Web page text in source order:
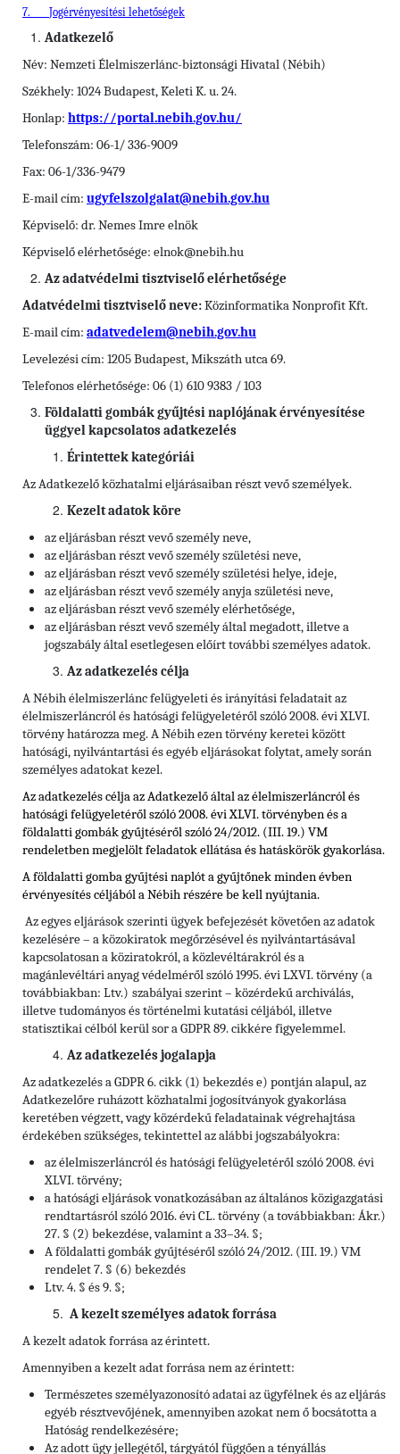
7.
Jogérvényesítési lehetőségek
Adatkezelő
Név: Nemzeti Élelmiszerlánc-biztonsági Hivatal (Nébih)
Székhely: 1024 Budapest, Keleti K. u. 24.
Honlap: https://portal.nebih.gov.hu/
Telefonszám: 06-1/ 336-9009
Fax: 06-1/336-9479
E-mail cím: ugyfelszolgalat@nebih.gov.hu
Képviselő: dr. Nemes Imre elnök
Képviselő elérhetősége: elnok@nebih.hu
Az adatvédelmi tisztviselő elérhetősége
Adatvédelmi tisztviselő neve:Közinformatika Nonprofit Kft.
E-mail cím: adatvedelem@nebih.gov.hu
Levelezési cím: 1205 Budapest, Mikszáth utca 69.
Telefonos elérhetősége: 06 (1) 610 9383 / 103
Földalatti gombák gyűjtési naplójának érvényesítése
üggyel kapcsolatos adatkezelés
Érintettek kategóriái
Az Adatkezelő közhatalmi eljárásaiban részt vevő személyek.
Kezelt adatok köre
az eljárásban részt vevő személy neve,
az eljárásban részt vevő személy születési neve,
az eljárásban részt vevő személy születési helye, ideje,
az eljárásban részt vevő személy anyja születési neve,
az eljárásban részt vevő személy elérhetősége,
az eljárásban részt vevő személy által megadott, illetve a
jogszabály által esetlegesen előírt további személyes adatok.
Az adatkezelés célja
A Nébih élelmiszerlánc felügyeleti és irányítási feladatait az
élelmiszerláncról és hatósági felügyeletéről szóló 2008. évi XLVI.
törvény határozza meg. A Nébih ezen törvény keretei között
hatósági, nyilvántartási és egyéb eljárásokat folytat, amely során
személyes adatokat kezel.
Az adatkezelés célja az Adatkezelő által az élelmiszerláncról és
hatósági felügyeletéről szóló 2008. évi XLVI. törvényben ésa
földalatti gombák gyűjtéséről szóló 24/2012. (III. 19.) VM
rendeletbenmegjelölt feladatok ellátása és hatáskörök gyakorlása.
A földalatti gomba gyűjtési naplót a gyűjtőnek minden évben
érvényesítés céljából a Nébih részére be kell nyújtania.
Az egyes eljárások szerinti ügyek befejezését követően az adatok
kezelésére – a közokiratok megőrzésével és nyilvántartásával
kapcsolatosan a köziratokról, a közlevéltárakról és a
magánlevéltári anyag védelméről szóló 1995. évi LXVI. törvény (a
továbbiakban: Ltv.) szabályai szerint – közérdekű archiválás,
illetve tudományos és történelmi kutatási céljából, illetve
statisztikai célból kerül sor a GDPR 89. cikkére figyelemmel.
Az adatkezelés jogalapja
Az adatkezelés a GDPR 6. cikk (1) bekezdés e) pontján alapul, az
Adatkezelőre ruházott közhatalmi jogosítványok gyakorlása
keretében végzett, vagy közérdekű feladatainak végrehajtása
érdekében szükséges, tekintettel az alábbi jogszabályokra:
az élelmiszerláncról és hatósági felügyeletéről szóló 2008. évi
XLVI. törvény;
a hatósági eljárások vonatkozásában az általános közigazgatási
rendtartásról szóló 2016. évi CL. törvény (a továbbiakban: Ákr.)
27. § (2) bekezdése, valamint a 33–34. §;
A földalatti gombák gyűjtéséről szóló 24/2012. (III. 19.) VM
rendelet 7. § (6) bekezdés
Ltv. 4. § és 9. §;
A kezelt személyes adatok forrása
A kezelt adatok forrása az érintett.
Amennyiben a kezelt adat forrása nem az érintett:
Természetes személyazonosító adatai az ügyfélnek és az eljárás
egyéb résztvevőjének, amennyiben azokat nem ő bocsátotta a
Hatóság rendelkezésére;
Az adott ügy jellegétől, tárgyától függően a tényállás